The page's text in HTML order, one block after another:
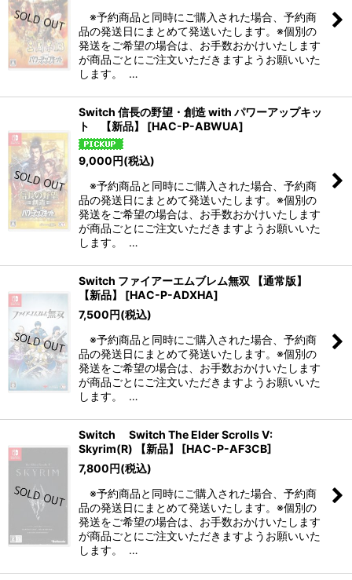
※予約商品と同時にご購入された場合、予約商
品の発送日にまとめて発送いたします。※個別の
発送をご希望の場合は、お手数おかけいたします
が商品ごとにご注文いただきますようお願いいた
します。 …
Switch 信長の野望・創造 with パワーアップキッ
ト 【新品】
[HAC-P-ABWUA]
9,000円(税込)
※予約商品と同時にご購入された場合、予約商
品の発送日にまとめて発送いたします。※個別の
発送をご希望の場合は、お手数おかけいたします
が商品ごとにご注文いただきますようお願いいた
します。 …
Switch ファイアーエムブレム無双 【通常版】
【新品】
[HAC-P-ADXHA]
7,500円(税込)
※予約商品と同時にご購入された場合、予約商
品の発送日にまとめて発送いたします。※個別の
発送をご希望の場合は、お手数おかけいたします
が商品ごとにご注文いただきますようお願いいた
します。 …
Switch Switch The Elder Scrolls V:
Skyrim(R) 【新品】
[HAC-P-AF3CB]
7,800円(税込)
※予約商品と同時にご購入された場合、予約商
品の発送日にまとめて発送いたします。※個別の
発送をご希望の場合は、お手数おかけいたします
が商品ごとにご注文いただきますようお願いいた
します。 …